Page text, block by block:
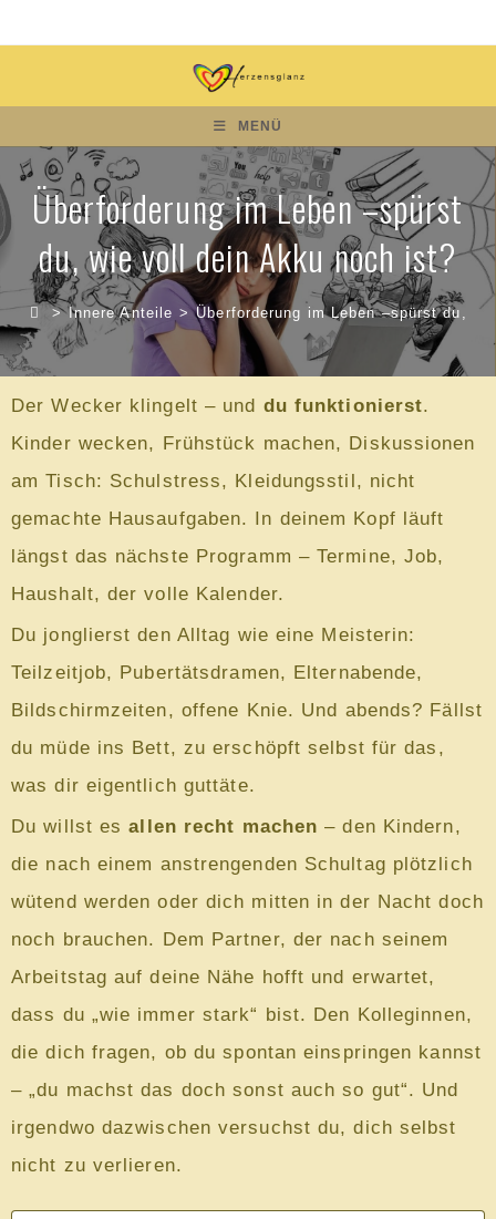
MENÜ
Überforderung im Leben –spürst
du, wie voll dein Akku noch ist?
> Innere Anteile > Überforderung im Leben –spürst du,
Der Wecker klingelt – und du funktionierst.
Kinder wecken, Frühstück machen, Diskussionen
am Tisch: Schulstress, Kleidungsstil, nicht
gemachte Hausaufgaben. In deinem Kopf läuft
längst das nächste Programm – Termine, Job,
Haushalt, der volle Kalender.
Du jonglierst den Alltag wie eine Meisterin:
Teilzeitjob, Pubertätsdramen, Elternabende,
Bildschirmzeiten, offene Knie. Und abends? Fällst
du müde ins Bett, zu erschöpft selbst für das,
was dir eigentlich guttäte.
Du willst esallen recht machen – den Kindern,
die nach einem anstrengenden Schultag plötzlich
wütend werden oder dich mitten in der Nacht doch
noch brauchen. Dem Partner, der nach seinem
Arbeitstag auf deine Nähe hofft und erwartet,
dass du „wie immer stark“ bist. Den Kolleginnen,
die dich fragen, ob du spontan einspringen kannst
– „du machst das doch sonst auch so gut“. Und
irgendwo dazwischen versuchst du, dich selbst
nicht zu verlieren.